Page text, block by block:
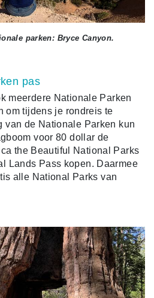
parken: Bryce Canyon.
pas
meerdere Nationale Parken
om tijdens je rondreis te
van de Nationale Parken kun
voor 80 dollar de
the Beautiful National Parks
Lands Pass kopen. Daarmee
alle National Parks van